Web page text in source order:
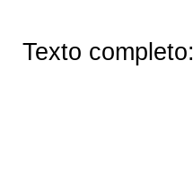
Texto completo: